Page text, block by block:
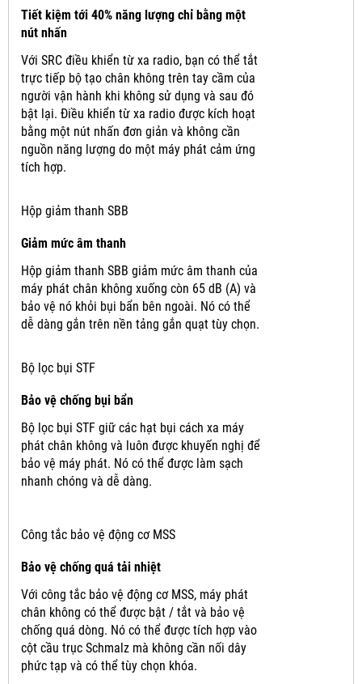
Tiết kiệm tới 40% năng lượng chỉ bằng một
nút nhấn
Với SRC điều khiển từ xa radio, bạn có thể tắt
trực tiếp bộ tạo chân không trên tay cầm của
người vận hành khi không sử dụng và sau đó
bật lại. Điều khiển từ xa radio được kích hoạt
bằng một nút nhấn đơn giản và không cần
nguồn năng lượng do một máy phát cảm ứng
tích hợp.
Hộp giảm thanh SBB
Giảm mức âm thanh
Hộp giảm thanh SBB giảm mức âm thanh của
máy phát chân không xuống còn 65 dB (A) và
bảo vệ nó khỏi bụi bẩn bên ngoài. Nó có thể
dễ dàng gắn trên nền tảng gắn quạt tùy chọn.
Bộ lọc bụi STF
Bảo vệ chống bụi bẩn
Bộ lọc bụi STF giữ các hạt bụi cách xa máy
phát chân không và luôn được khuyến nghị để
bảo vệ máy phát. Nó có thể được làm sạch
nhanh chóng và dễ dàng.
Công tắc bảo vệ động cơ MSS
Bảo vệ chống quá tải nhiệt
Với công tắc bảo vệ động cơ MSS, máy phát
chân không có thể được bật / tắt và bảo vệ
chống quá dòng. Nó có thể được tích hợp vào
cột cầu trục Schmalz mà không cần nối dây
phức tạp và có thể tùy chọn khóa.